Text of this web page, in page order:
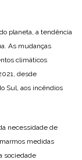
planeta, a tendência
As mudanças
climáticos
desde
Sul, aos incêndios
necessidade de
medidas
sociedade